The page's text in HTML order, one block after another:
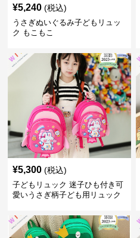
¥5,240 (税込)
うさぎぬいぐるみ子どもリュッ
ク もこもこ
¥5,300 (税込)
子どもリュック 迷子ひも付き可
愛いうさぎ柄子ども用リュック